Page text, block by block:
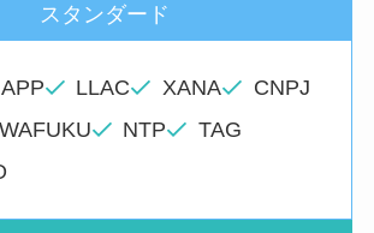
スタンダード
APP LLAC XANA
CNPJ
WAFUKU NTP
TAG